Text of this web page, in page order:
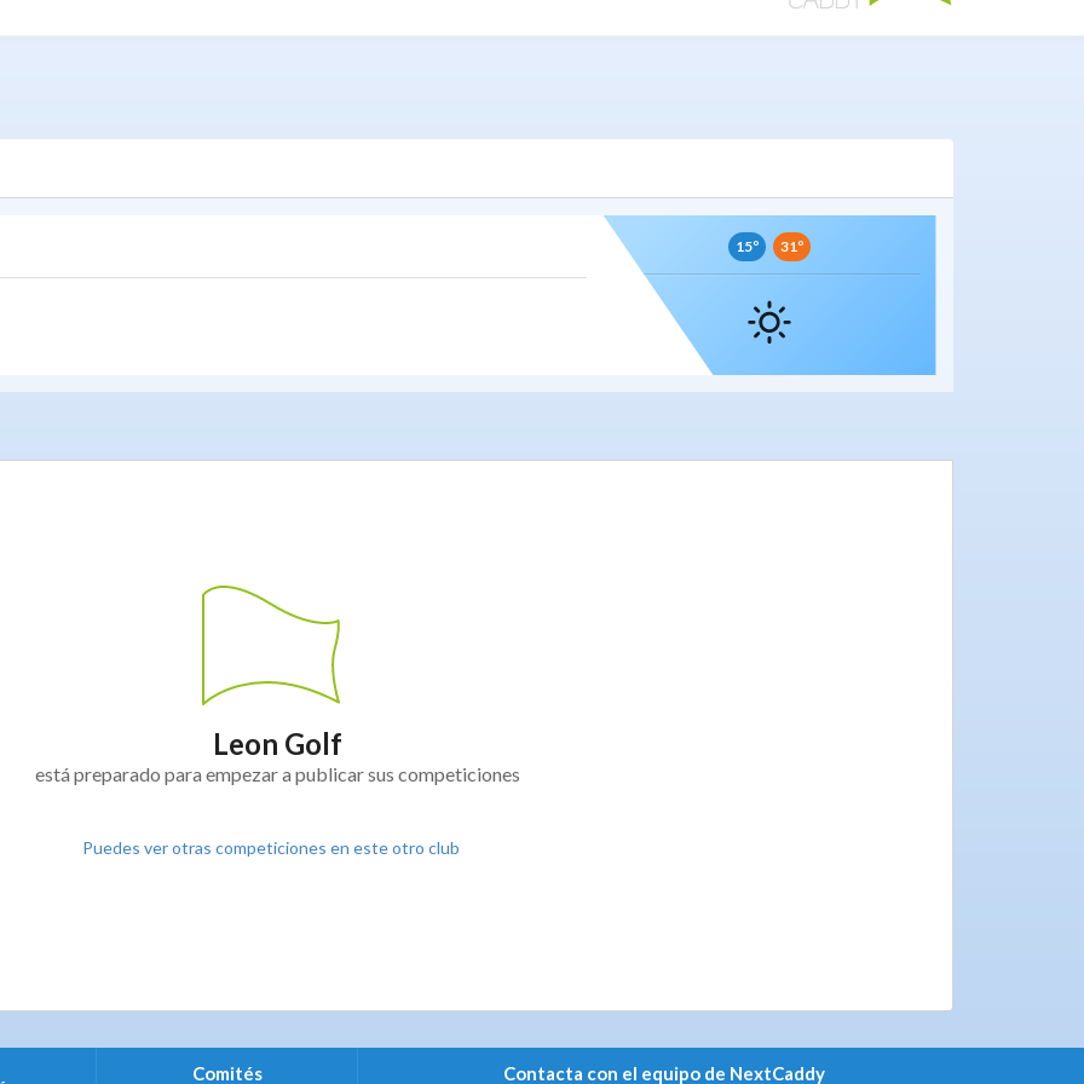
15º 31º
Leon Golf
está preparado para empezar a publicar sus competiciones
Puedes ver otras competiciones en este otro club
Comités Contacta con el equipo de NextCaddy